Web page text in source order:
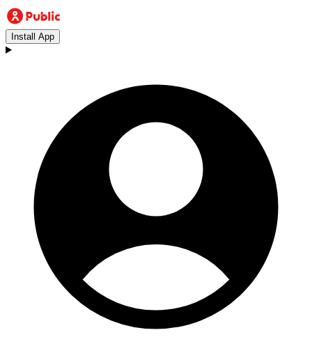
Install App